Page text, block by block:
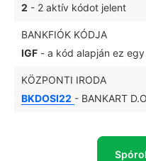
2 - 2 aktív kódot jelent
BANKFIÓK KÓDJA
IGF - a kód alapján ez
KÖZPONTI IRODA
BKDOSI22 - BANKART